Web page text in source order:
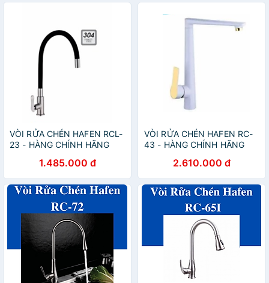
VÒI RỬA CHÉN HAFEN RCL-
23 - HÀNG CHÍNH HÃNG
1.485.000 đ
VÒI RỬA CHÉN HAFEN RC-
43 - HÀNG CHÍNH HÃNG
2.610.000 đ